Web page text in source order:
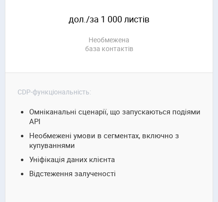
дол./за 1 000 листів
Необмежена
база контактів
CDP-функціональність:
Омніканальні сценарії, що запускаються подіями
API
Необмежені умови в сегментах, включно з
купуваннями
Уніфікація даних клієнта
Відстеження залученості